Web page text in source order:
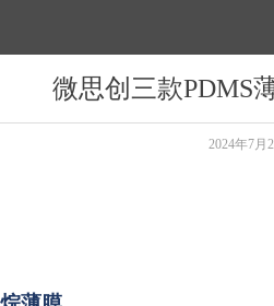
微思创三款PDMS
2024年7月